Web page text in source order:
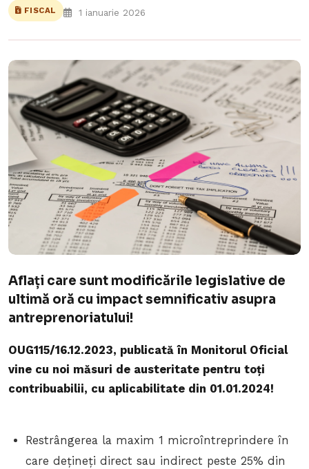
FISCAL 1 ianuarie 2026
Aflați care sunt modificările legislative de
ultimă oră cu impact semnificativ asupra
antreprenoriatului!
OUG115/16.12.2023, publicată în Monitorul Oficial
vine cu noi măsuri de austeritate pentru toți
contribuabilii, cu aplicabilitate din 01.01.2024!
Restrângerea la maxim 1 microîntreprindere în
care dețineți direct sau indirect peste 25% din